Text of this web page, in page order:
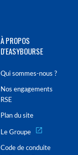
À PROPOS
D'EASYBOURSE
Qui sommes-nous ?
Nos engagements
RSE
Plan du site
Le Groupe
Code de conduite